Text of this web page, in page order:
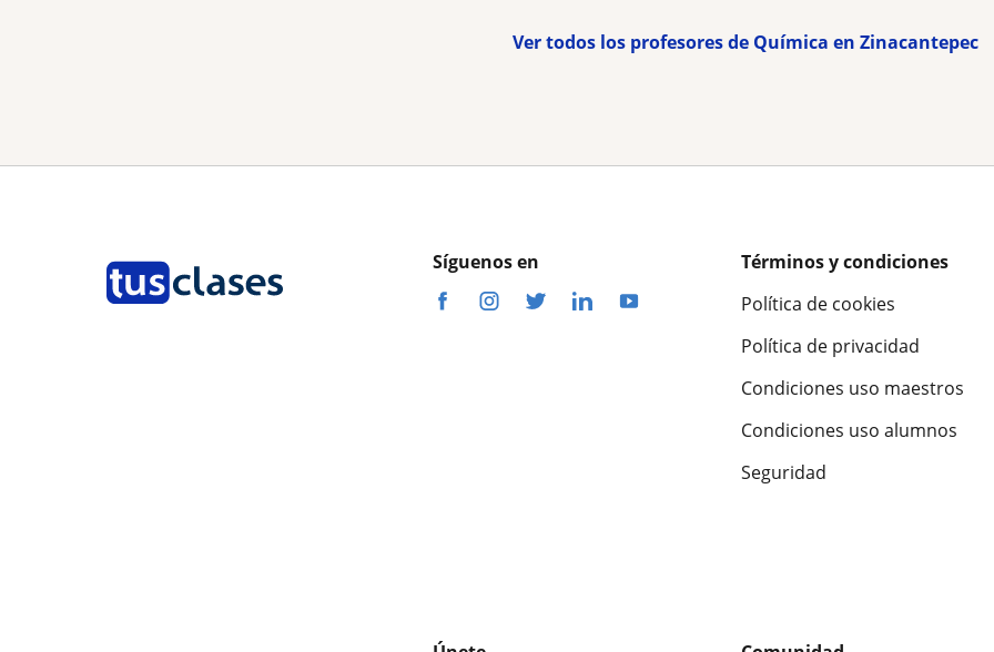
Ver todos los profesores de Química en Zinacantepec
Síguenos en
Términos y condiciones
Política de cookies
Política de privacidad
Condiciones uso maestros
Condiciones uso alumnos
Seguridad